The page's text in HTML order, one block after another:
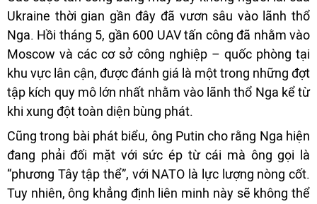
Ukraine thời gian gần đây đã vươn sâu vào lãnh thổ
Nga. Hồi tháng 5, gần 600 UAV tấn công đã nhằm vào
Moscow và các cơ sở công nghiệp – quốc phòng tại
khu vực lân cận, được đánh giá là một trong những đợt
tập kích quy mô lớn nhất nhằm vào lãnh thổ Nga kể từ
khi xung đột toàn diện bùng phát.
Cũng trong bài phát biểu, ông Putin cho rằng Nga hiện
đang phải đối mặt với sức ép từ cái mà ông gọi là
“phương Tây tập thể”, với NATO là lực lượng nòng cốt.
Tuy nhiên, ông khẳng định liên minh này sẽ không thể